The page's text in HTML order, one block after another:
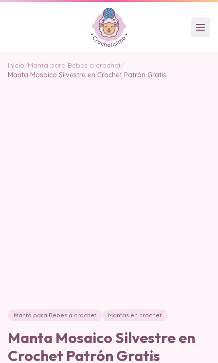
Inicio/Manta para Bebes a crochet/
Manta Mosaico Silvestre en Crochet Patrón Gratis
Manta para Bebes a crochet Mantas en crochet
Manta Mosaico Silvestre en
Crochet Patrón Gratis